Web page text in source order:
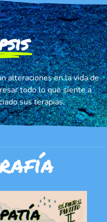
alteraciones en la vida de
todo lo que siente a
sus terapias.